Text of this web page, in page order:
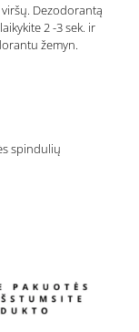
Dezodorantą
2 -3 sek. ir
žemyn.
spindulių